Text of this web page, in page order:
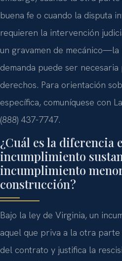
buena fe o cuando la disputa
requieren la intervención
un gravamen de mecánico—la
demanda puede ser
derechos. Para orientación
específica, comuníquese con
(888) 437-7747.
¿Cuál es la diferencia
incumplimiento
incumplimiento
construcción?
Bajo la ley de Virginia, un
aquel que priva a la otra
del contrato y justifica la